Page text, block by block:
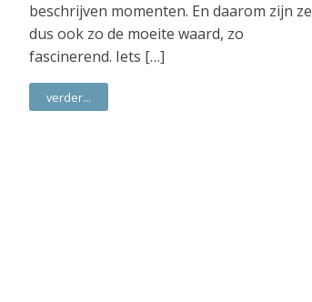
beschrijven momenten. En daarom zijn ze
dus ook zo de moeite waard, zo
fascinerend. Iets […]
verder...